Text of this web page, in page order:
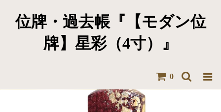
位牌・過去帳『【モダン位
牌】星彩（4寸）』
0
【モダン位牌】星彩（4寸）